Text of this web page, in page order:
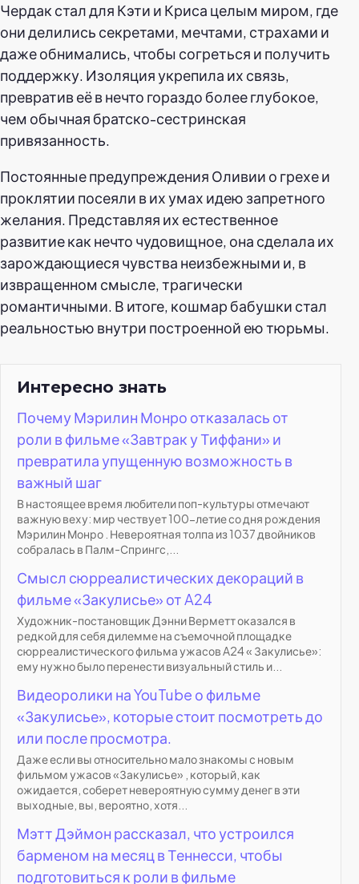
Чердак стал для Кэти и Криса целым миром, где
они делились секретами, мечтами, страхами и
даже обнимались, чтобы согреться и получить
поддержку. Изоляция укрепила их связь,
превратив её в нечто гораздо более глубокое,
чем обычная братско-сестринская
привязанность.
Постоянные предупреждения Оливии о грехе и
проклятии посеяли в их умах идею запретного
желания. Представляя их естественное
развитие как нечто чудовищное, она сделала их
зарождающиеся чувства неизбежными и, в
извращенном смысле, трагически
романтичными. В итоге, кошмар бабушки стал
реальностью внутри построенной ею тюрьмы.
Интересно знать
Почему Мэрилин Монро отказалась от
роли в фильме «Завтрак у Тиффани» и
превратила упущенную возможность в
важный шаг
В настоящее время любители поп-культуры отмечают
важную веху: мир чествует 100-летие со дня рождения
Мэрилин Монро . Невероятная толпа из 1037 двойников
собралась в Палм-Спрингс,...
Смысл сюрреалистических декораций в
фильме «Закулисье» от A24
Художник-постановщик Дэнни Верметт оказался в
редкой для себя дилемме на съемочной площадке
сюрреалистического фильма ужасов A24 « Закулисье»:
ему нужно было перенести визуальный стиль и...
Видеоролики на YouTube о фильме
«Закулисье», которые стоит посмотреть до
или после просмотра.
Даже если вы относительно мало знакомы с новым
фильмом ужасов «Закулисье» , который, как
ожидается, соберет невероятную сумму денег в эти
выходные, вы, вероятно, хотя...
Мэтт Дэймон рассказал, что устроился
барменом на месяц в Теннесси, чтобы
подготовиться к роли в фильме